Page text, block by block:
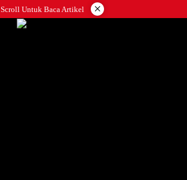
Scroll Untuk Baca Artikel ×